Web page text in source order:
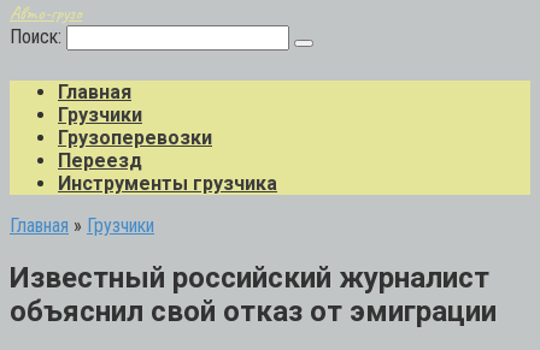
Авто-грузо
Поиск:
Главная
Грузчики
Грузоперевозки
Переезд
Инструменты грузчика
Главная » Грузчики
Известный российский журналист
объяснил свой отказ от эмиграции